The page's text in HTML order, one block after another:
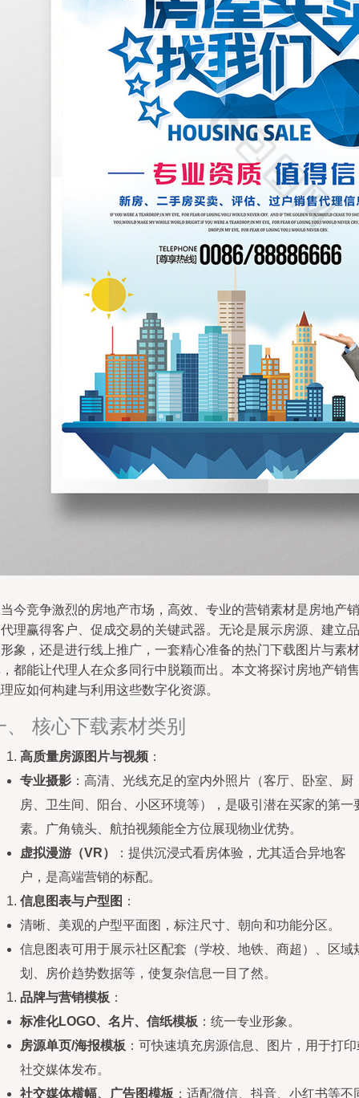
今竞争激烈的房地产市场，高效、专业的营销素材是房地产销
理赢得客户、促成交易的关键武器。无论是展示房源、建立品
象，还是进行线上推广，一套精心准备的热门下载图片与素材
都能让代理人在众多同行中脱颖而出。本文将探讨房地产销售
应如何构建与利用这些数字化资源。
、 核心下载素材类别
高质量房源图片与视频 ：
专业摄影 ：高清、光线充足的室内外照片（客厅、卧室、厨
房、卫生间、阳台、小区环境等），是吸引潜在买家的第一
素。广角镜头、航拍视频能全方位展现物业优势。
虚拟漫游（VR）
：提供沉浸式看房体验，尤其适合异地客
户，是高端营销的标配。
信息图表与户型图 ：
清晰、美观的户型平面图，标注尺寸、朝向和功能分区。
信息图表可用于展示社区配套（学校、地铁、商超）、区域
划、房价趋势数据等，使复杂信息一目了然。
品牌与营销模板 ：
标准化LOGO、名片、信纸模板 ：统一专业形象。
房源单页/海报模板 ：可快速填充房源信息、图片，用于打
社交媒体发布。
社交媒体横幅、广告图模板 ：适配微信、抖音、小红书等不